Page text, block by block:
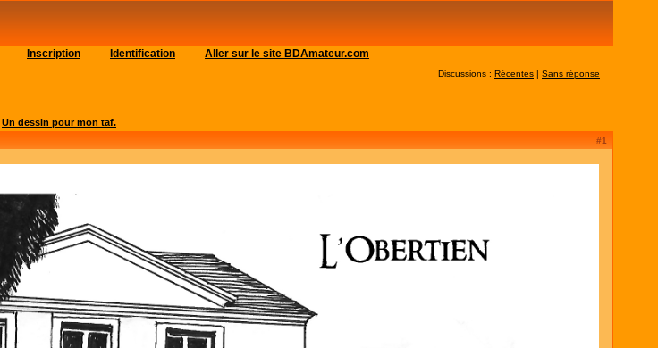
Inscription Identification Aller sur le site BDAmateur.com
Discussions : Récentes | Sans réponse
Un dessin pour mon taf.
#1